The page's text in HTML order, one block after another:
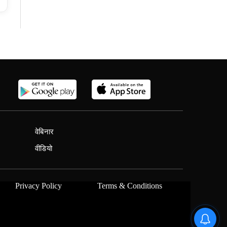
वेबिनार
वीडियो
Privacy Policy Terms & Conditions